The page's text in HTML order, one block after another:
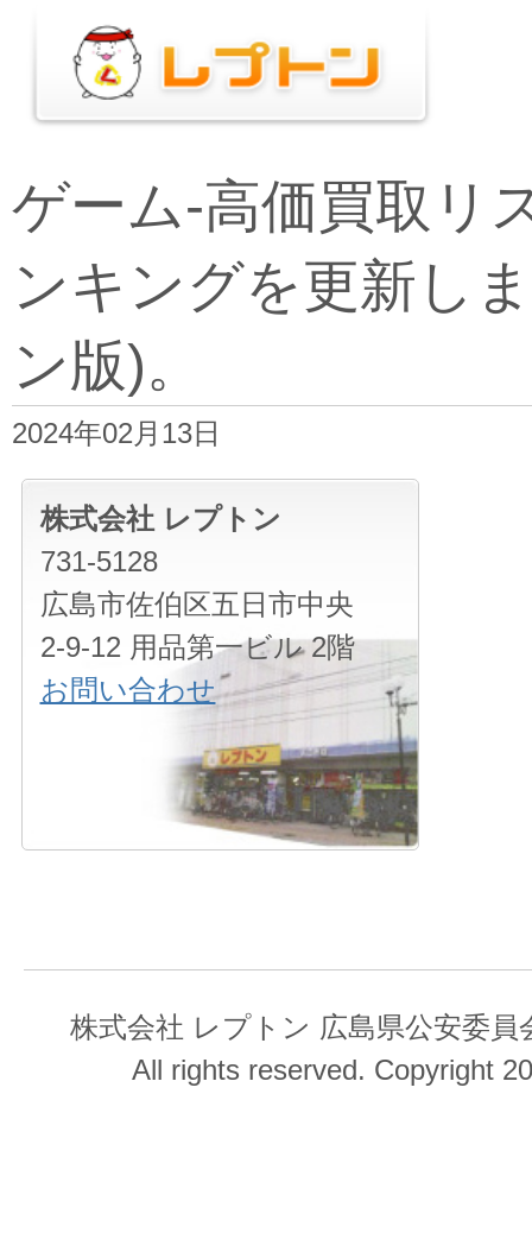
株式会社 レプトン
731-5128
広島市佐伯区五日市中央
2-9-12 用品第一ビル 2階
お問い合わせ
ゲーム-高価買取リ
ンキングを更新し
ン版)。
2024年02月13日
株式会社 レプトン 広島県公安委員
All rights reserved. Copyright